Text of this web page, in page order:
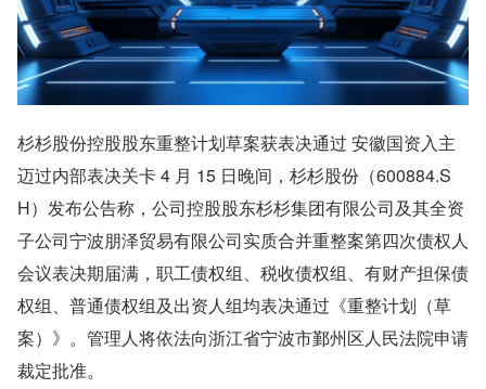
杉杉股份控股股东重整计划草案获表决通过 安徽国资入主
迈过内部表决关卡 4 月 15 日晚间，杉杉股份（600884.S
H）发布公告称，公司控股股东杉杉集团有限公司及其全资
子公司宁波朋泽贸易有限公司实质合并重整案第四次债权人
会议表决期届满，职工债权组、税收债权组、有财产担保债
权组、普通债权组及出资人组均表决通过《重整计划（草
案）》。管理人将依法向浙江省宁波市鄞州区人民法院申请
裁定批准。